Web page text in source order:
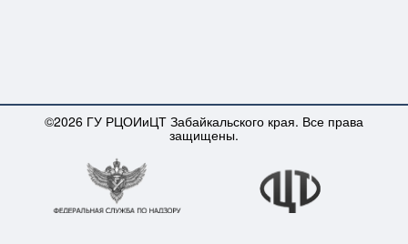
©2026 ГУ РЦОИиЦТ Забайкальского края. Все права
защищены.